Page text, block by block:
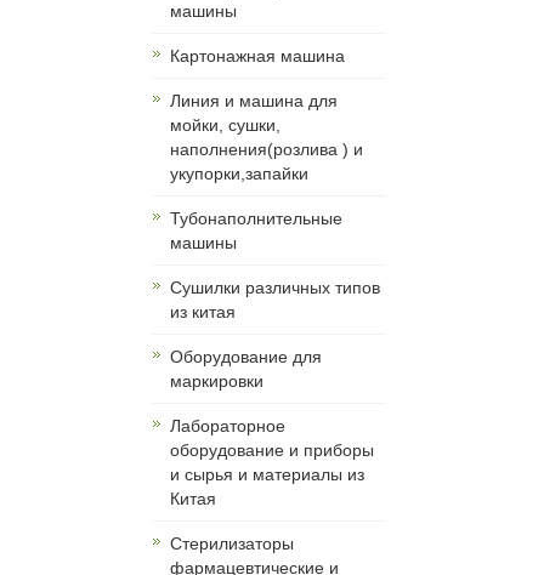
машины
Картонажная машина
Линия и машина для
мойки, сушки,
наполнения(розлива ) и
укупорки,запайки
Тубонаполнительные
машины
Сушилки различных типов
из китая
Оборудование для
маркировки
Лабораторное
оборудование и приборы
и сырья и материалы из
Китая
Cтерилизаторы
фармацевтические и